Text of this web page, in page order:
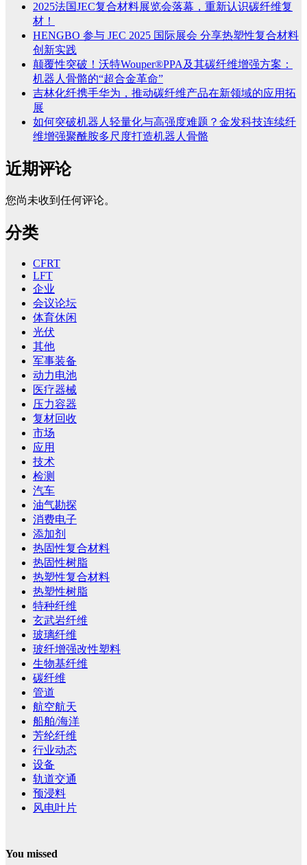
2025法国JEC复合材料展览会落幕，重新认识碳纤维复
材！
HENGBO 参与 JEC 2025 国际展会 分享热塑性复合材料
创新实践
颠覆性突破！沃特Wouper®PPA及其碳纤维增强方案：
机器人骨骼的“超合金革命”
吉林化纤携手华为，推动碳纤维产品在新领域的应用拓
展
如何突破机器人轻量化与高强度难题？金发科技连续纤
维增强聚酰胺多尺度打造机器人骨骼
近期评论
您尚未收到任何评论。
分类
CFRT
LFT
企业
会议论坛
体育休闲
光伏
其他
军事装备
动力电池
医疗器械
压力容器
复材回收
市场
应用
技术
检测
汽车
油气勘探
消费电子
添加剂
热固性复合材料
热固性树脂
热塑性复合材料
热塑性树脂
特种纤维
玄武岩纤维
玻璃纤维
玻纤增强改性塑料
生物基纤维
碳纤维
管道
航空航天
船舶/海洋
芳纶纤维
行业动态
设备
轨道交通
预浸料
风电叶片
You missed